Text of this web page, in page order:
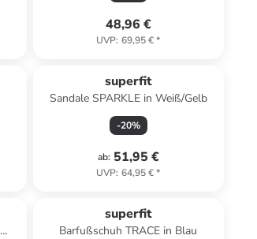
48,96 €
UVP: 69,95 €*
superfit
Sandale SPARKLE in Weiß/Gelb
-20%
ab: 51,95 €
UVP: 64,95 €*
superfit
Barfußschuh TRACE in Blau